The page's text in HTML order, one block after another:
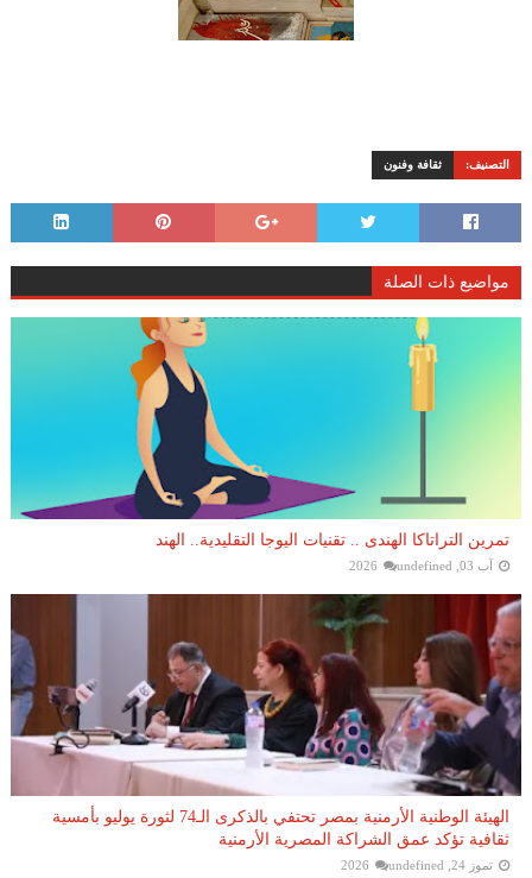
التصنيف: ثقافة وفنون
مواضيع ذات الصلة
تمرين التراتاكا الهندى .. تقنيات اليوجا التقليدية.. الهند
آب 03, 2026 undefined
الهيئة الوطنية الأرمنية بمصر تحتفي بالذكرى الـ74 لثورة يوليو بأمسية
ثقافية تؤكد عمق الشراكة المصرية الأرمنية
تموز 24, 2026 undefined